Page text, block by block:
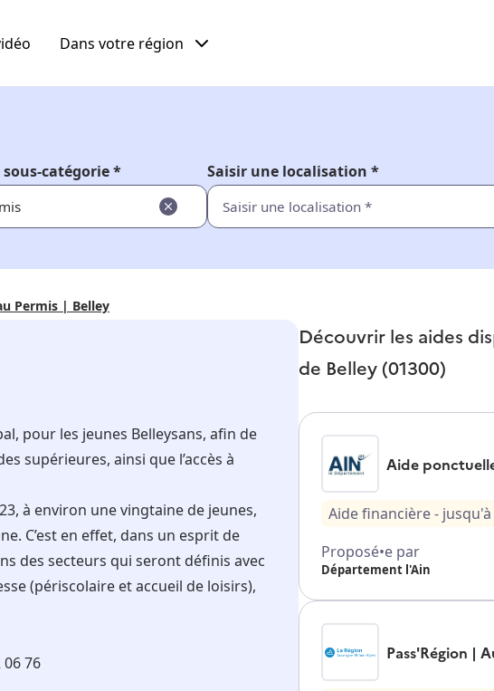
Dans votre région
catégorie * Saisir une localisation *
Permis | Belley
pour les jeunes Belleysans, afin de
supérieures, ainsi que l’accès à
à environ une vingtaine de jeunes,
C’est en effet, dans un esprit de
des secteurs qui seront définis avec
(périscolaire et accueil de loisirs),
06 76
Découvrir les aides
de Belley (01300)
Aide
Aide financière- jusqu'à
Proposé•e par
Département l'Ain
Pass'Région |